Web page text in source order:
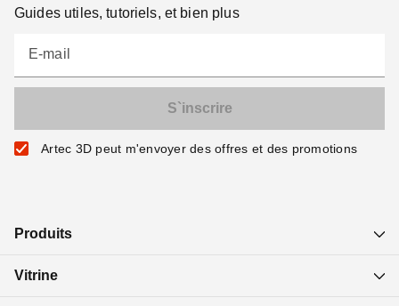
Guides utiles, tutoriels, et bien plus
E-mail
Artec 3D peut m'envoyer des offres et des promotions
Produits
Vitrine